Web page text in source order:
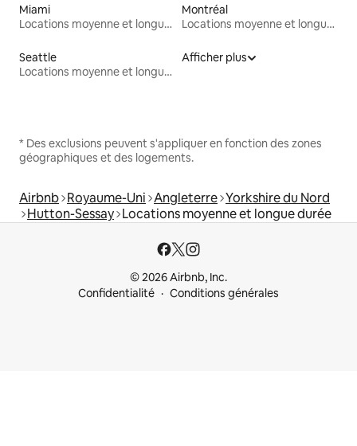
Miami
Locations moyenne et longue durée
Montréal
Locations moyenne et longue durée
Seattle
Locations moyenne et longue durée
Afficher plus
* Des exclusions peuvent s'appliquer en fonction des zones
géographiques et des logements.
Airbnb Royaume-Uni Angleterre Yorkshire du Nord
Hutton-Sessay Locations moyenne et longue durée
© 2026 Airbnb, Inc.
Confidentialité
Conditions générales